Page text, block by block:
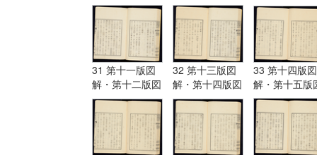
31 第十一版図
解・第十二版図
解・第十三版図
解
32 第十三版図
解・第十四版図
解
33 第十四版図
解・第十五版
解